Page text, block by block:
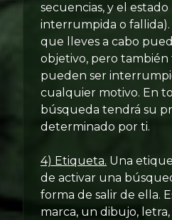
secuencias, y el
interrumpida o fallida).
que lleves a cabo
objetivo, pero también
pueden ser
cualquier motivo. En
búsqueda tendrá su
determinado por ti.
4) Etiqueta. Una
de activar una
forma de salir de ella.
marca, un dibujo,